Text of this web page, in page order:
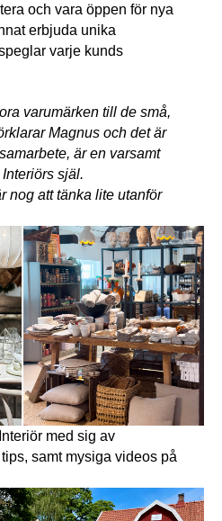
och vara öppen för nya
erbjuda unika
varje kunds
varumärken till de små,
Magnus och det är
är en varsamt
själ.
nog att tänka lite utanför
med sig av
samt mysiga videos på